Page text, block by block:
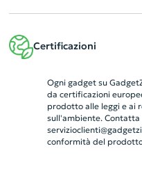
Certificazioni
Ogni gadget su
da certificazioni
prodotto alle leggi e ai
sull'ambiente. Contatta
conformità del